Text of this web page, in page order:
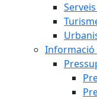
Informació